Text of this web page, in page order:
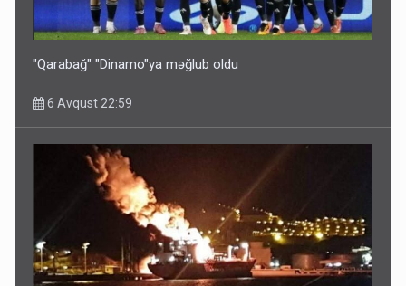
SİYAHI
6 Avqust 10:53
Ərdoğana sui-qəsd planının iştirakçısı detalları açıqladı
"Qarabağ" "Dinamo"ya məğlub oldu
6 Avqust 22:59